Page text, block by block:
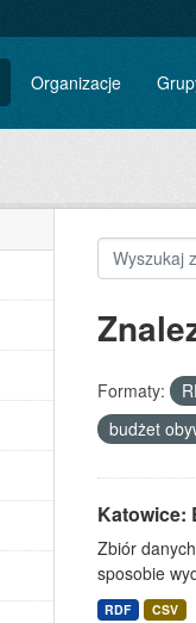
Organizacje
Formaty:
budżet
Katowice:
Zbiór
sposobie
RDF CSV